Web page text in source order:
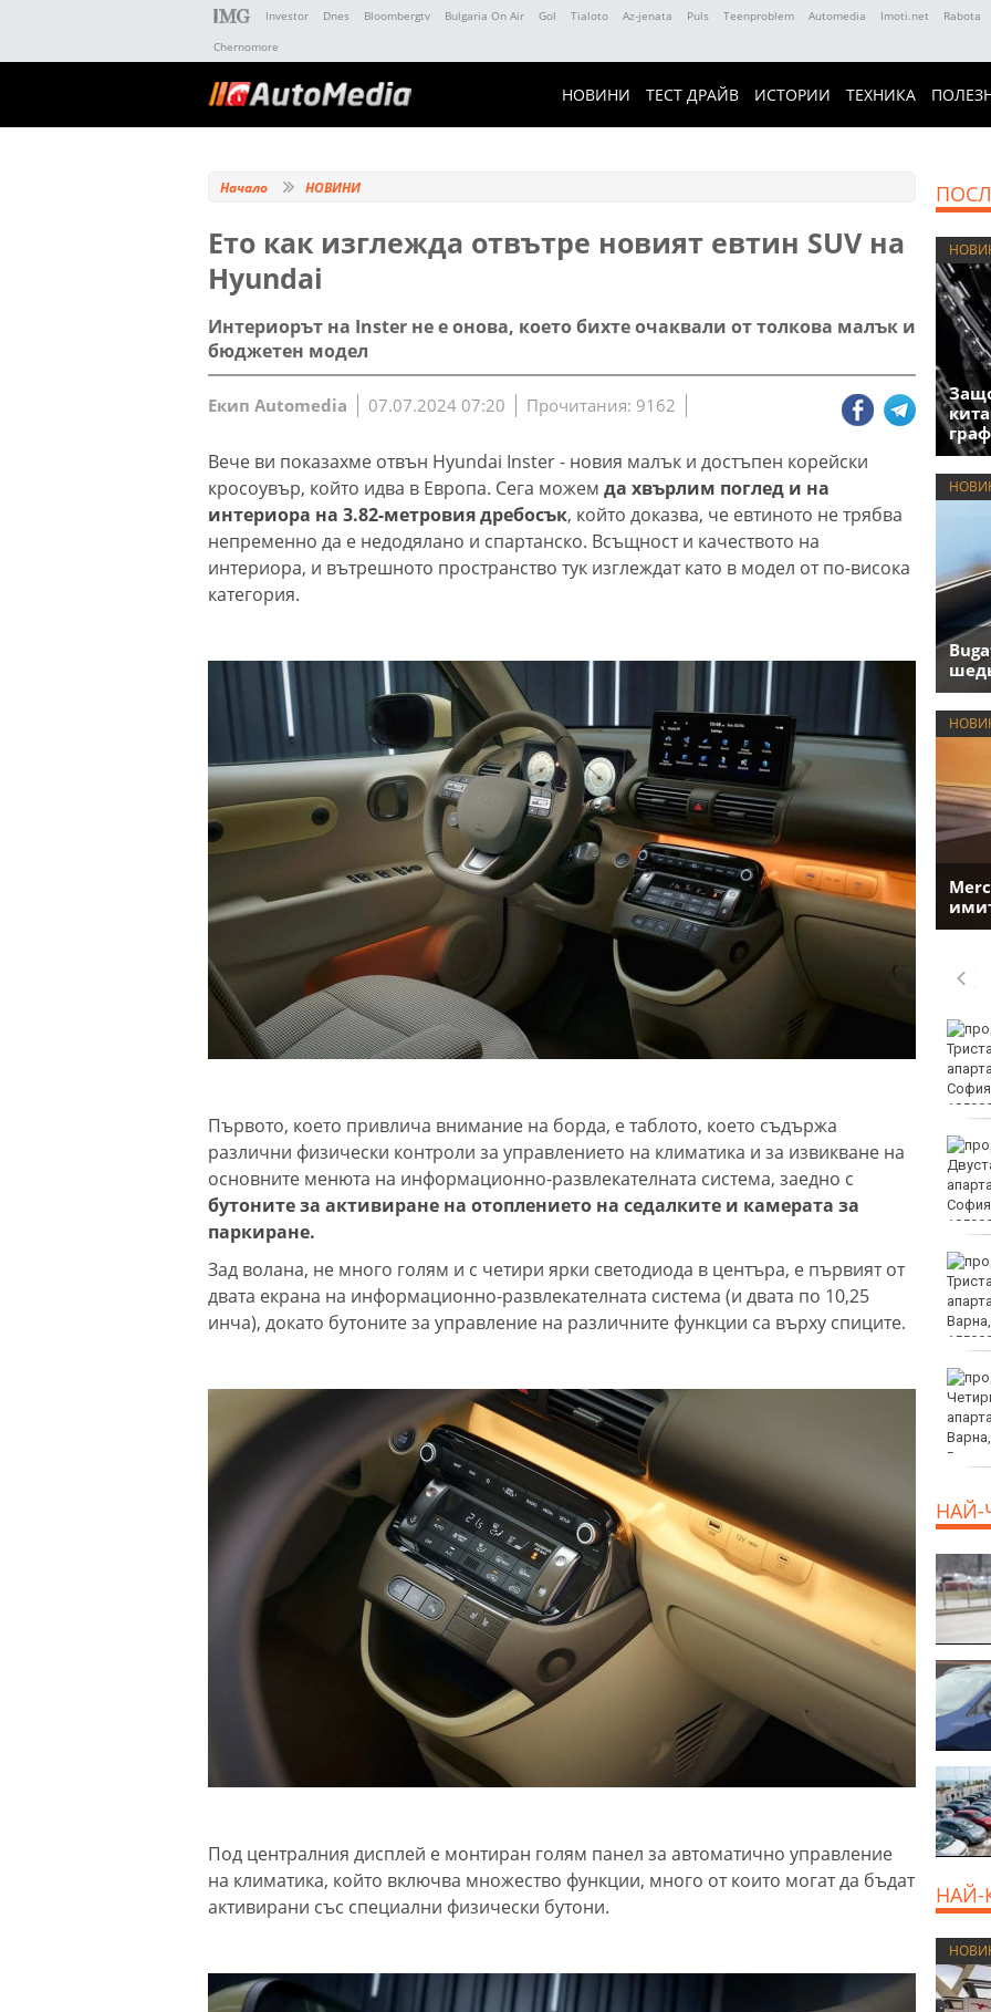
Investor Dnes Bloombergtv Bulgaria On Air Gol Tialoto Az-jenata Puls Teenproblem Automedia Imoti.net Rabota
Chernomore
НОВИНИ ТЕСТ ДРАЙВ ИСТОРИИ ТЕХНИКА
Начало НОВИНИ
Ето как изглежда отвътре новият евтин SUV на
Hyundai
Интериорът на Inster не е онова, което бихте очаквали от толкова малък и
бюджетен модел
Екип Automedia 07.07.2024 07:20 Прочитания: 9162
Вече ви показахме отвън Hyundai Inster - новия малък и достъпен корейски
кросоувър, който идва в Европа. Сега можем да хвърлим поглед и на
интериора на 3.82-метровия дребосък, който доказва, че евтиното не трябва
непременно да е недодялано и спартанско. Всъщност и качеството на
интериора, и вътрешното пространство тук изглеждат като в модел от по-висока
категория.
Първото, което привлича внимание на борда, е таблото, което съдържа
различни физически контроли за управлението на климатика и за извикване на
основните менюта на информационно-развлекателната система, заедно с
бутоните за активиране на отоплението на седалките и камерата за
паркиране.
Зад волана, не много голям и с четири ярки светодиода в центъра, е първият от
двата екрана на информационно-развлекателната система (и двата по 10,25
инча), докато бутоните за управление на различните функции са върху спиците.
Под централния дисплей е монтиран голям панел за автоматично управление
на климатика, който включва множество функции, много от които могат да бъдат
активирани със специални физически бутони.
Тийнейджърите били
Костадинов: Радев се
безотговорност,
докато търгува с
ден на бирата
НАЙ-
НАЙ-